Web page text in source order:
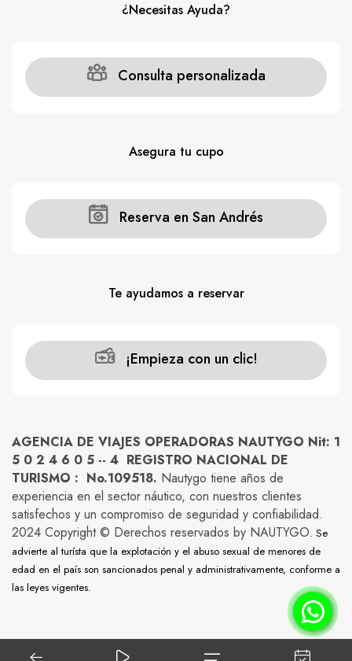
¿Necesitas Ayuda?
Consulta personalizada
Asegura tu cupo
Reserva en San Andrés
Te ayudamos a reservar
¡Empieza con un clic!
AGENCIA DE VIAJES OPERADORAS NAUTYGO Nit: 1
5 0 2 4 6 0 5 -- 4 REGISTRO NACIONAL DE
TURISMO : No.109518. Nautygo tiene años de
experiencia en el sector náutico, con nuestros clientes
satisfechos y un compromiso de seguridad y confiabilidad.
2024 Copyright © Derechos reservados by NAUTYGO. Se
advierte al turísta que la explotación y el abuso sexual de menores de
edad en el país son sancionados penal y administrativamente, conforme a
las leyes vigentes.